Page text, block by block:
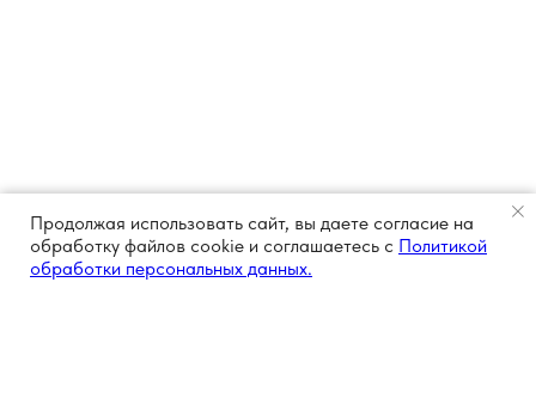
Продолжая использовать сайт, вы даете согласие на
обработку файлов cookie и соглашаетесь с Политикой
обработки персональных данных.